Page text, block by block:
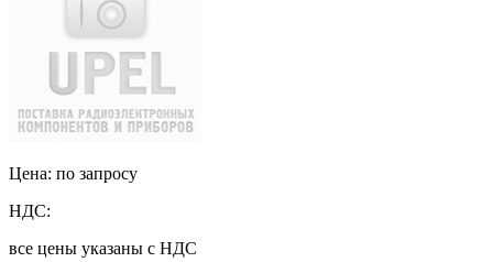
Цена: по запросу
НДС:
все цены указаны с НДС